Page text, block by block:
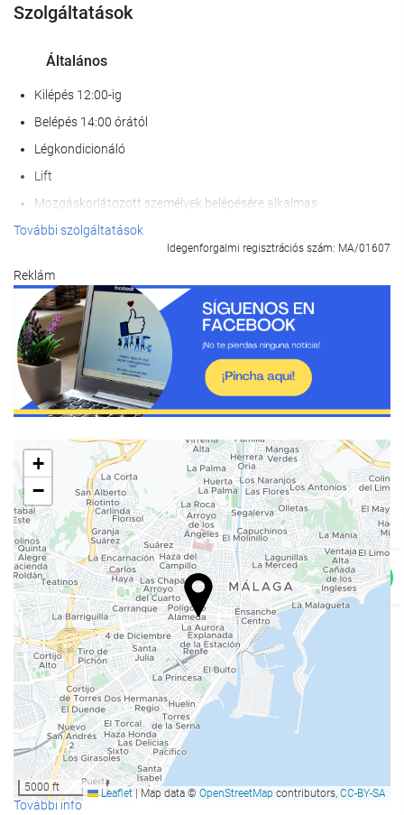
Szolgáltatások
Általános
Kilépés 12:00-ig
Belépés 14:00 órától
Légkondicionáló
Lift
Mozgáskorlátozott személyek belépésére alkalmas
Nem dohányzó szobák
Háziállatok nem engedélyezettek
Recepció szolgáltatások
poggyászmegőrzés
Széf
Valutaváltás
utazásszervezés
Szabadidő és családok
gyerekklub
Játszótér
Disco
Étel és ital
Étterem
szobaszerviz
Common areas
Játékterem
Televízió
További szolgáltatások
Idegenforgalmi regisztrációs szám: MA/01607
Reklám
+
−
5000 ft Leaflet Map data © OpenStreetMap contributors, CC-BY-SA
Síguenos en Instagram
További info